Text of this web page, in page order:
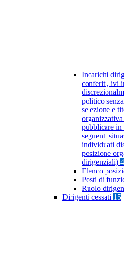
Incarichi
conferiti, ivi
politico
selezione e
pubblicare in
seguenti
individuati
posizione
dirigenziali) 4
Elenco
Posti di
Ruolo
Dirigenti cessati 15